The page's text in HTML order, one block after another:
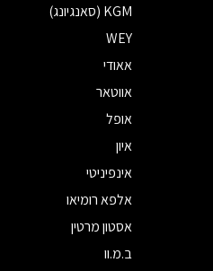
KGM (סאנגיונג)
WEY
אאודי
אווטאר
אופל
איון
אינפיניטי
אלפא רומיאו
אסטון מרטין
ב.מ.וו